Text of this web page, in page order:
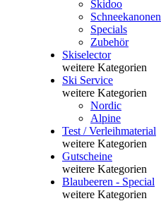
Skidoo
Schneekanonen
Specials
Zubehör
Skiselector
weitere Kategorien
Ski Service
weitere Kategorien
Nordic
Alpine
Test / Verleihmaterial
weitere Kategorien
Gutscheine
weitere Kategorien
Blaubeeren - Special
weitere Kategorien